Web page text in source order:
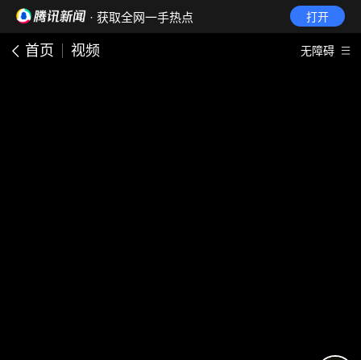
· 获取全网一手热点 打开
首页 视频 无障碍